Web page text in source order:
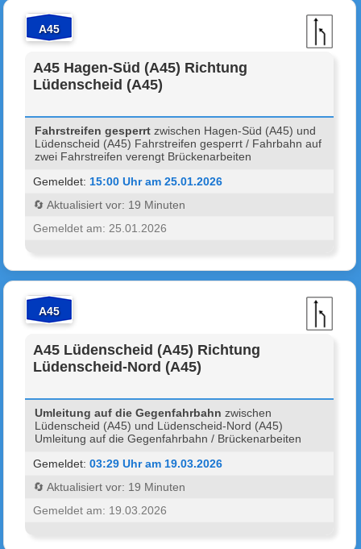
A45
A45 Hagen-Süd (A45) Richtung
Lüdenscheid (A45)
Fahrstreifen gesperrt zwischen Hagen-Süd (A45) und
Lüdenscheid (A45) Fahrstreifen gesperrt / Fahrbahn auf
zwei Fahrstreifen verengt Brückenarbeiten
Gemeldet: 15:00 Uhr am 25.01.2026
🔄 Aktualisiert vor: 19 Minuten
Gemeldet am: 25.01.2026
A45
A45 Lüdenscheid (A45) Richtung
Lüdenscheid-Nord (A45)
Umleitung auf die Gegenfahrbahn zwischen
Lüdenscheid (A45) und Lüdenscheid-Nord (A45)
Umleitung auf die Gegenfahrbahn / Brückenarbeiten
Gemeldet:03:29 Uhr am 19.03.2026
🔄 Aktualisiert vor: 19 Minuten
Gemeldet am: 19.03.2026